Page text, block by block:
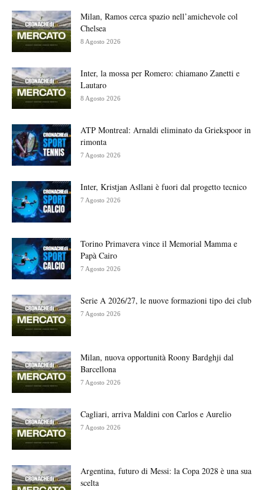
Milan, Ramos cerca spazio nell’amichevole col
Chelsea
8 Agosto 2026
Inter, la mossa per Romero: chiamano Zanetti e
Lautaro
8 Agosto 2026
ATP Montreal: Arnaldi eliminato da Griekspoor in
rimonta
7 Agosto 2026
Inter, Kristjan Asllani è fuori dal progetto tecnico
7 Agosto 2026
Torino Primavera vince il Memorial Mamma e
Papà Cairo
7 Agosto 2026
Serie A 2026/27, le nuove formazioni tipo dei club
7 Agosto 2026
Milan, nuova opportunità Roony Bardghji dal
Barcellona
7 Agosto 2026
Cagliari, arriva Maldini con Carlos e Aurelio
7 Agosto 2026
Argentina, futuro di Messi: la Copa 2028 è una sua
scelta